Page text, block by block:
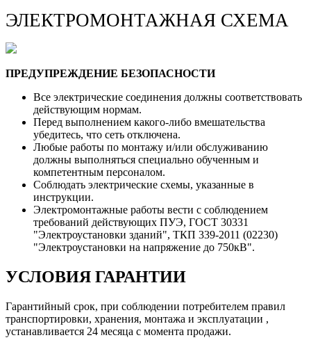
ЭЛЕКТРОМОНТАЖНАЯ СХЕМА
ПРЕДУПРЕЖДЕНИЕ БЕЗОПАСНОСТИ
Все электрические соединения должны соответствовать
действующим нормам.
Перед выполнением какого-либо вмешательства
убедитесь, что сеть отключена.
Любые работы по монтажу и/или обслуживанию
должны выполняться специально обученным и
компетентным персоналом.
Соблюдать электрические схемы, указанные в
инструкции.
Электромонтажные работы вести с соблюдением
требований действующих ПУЭ, ГОСТ 30331
"Электроустановки зданий", ТКП 339-2011 (02230)
"Электроустановки на напряжение до 750кВ".
УСЛОВИЯ ГАРАНТИИ
Гарантийный срок, при соблюдении потребителем правил
транспортировки, хранения, монтажа и эксплуатации ,
устанавливается 24 месяца с момента продажи.